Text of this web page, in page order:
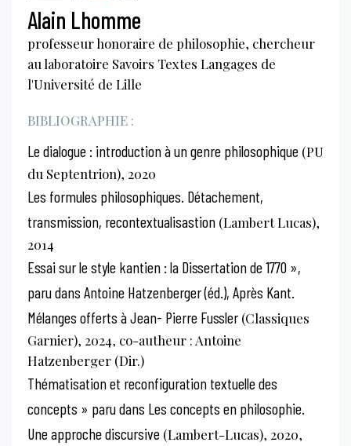
Alain Lhomme
professeur honoraire de philosophie, chercheur
au laboratoire Savoirs Textes Langages de
l'Université de Lille
BIBLIOGRAPHIE :
Le dialogue : introduction à un genre philosophique (PU
du Septentrion), 2020
Les formules philosophiques. Détachement,
transmission, recontextualisastion (Lambert Lucas),
2014
Essai sur le style kantien : la Dissertation de 1770 »,
paru dans Antoine Hatzenberger (éd.), Après Kant.
Mélanges offerts à Jean- Pierre Fussler (Classiques
Garnier), 2024, co-autheur : Antoine
Hatzenberger (Dir.)
Thématisation et reconfiguration textuelle des
concepts » paru dans Les concepts en philosophie.
Une approche discursive (Lambert-Lucas), 2020,